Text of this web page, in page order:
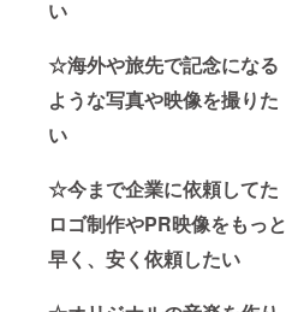
い
☆海外や旅先で記念になる
ような写真や映像を撮りた
い
☆今まで企業に依頼してた
ロゴ制作やPR映像をもっと
早く、安く依頼したい